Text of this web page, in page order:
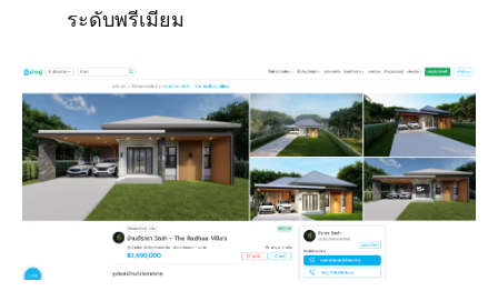
ระดับพรีเมียม